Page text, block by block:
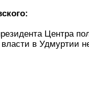
Центра
в Удмуртии